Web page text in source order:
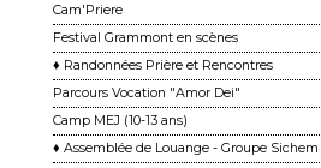
Cam'Priere
Festival Grammont en scènes
♦ Randonnées Prière et Rencontres
Parcours Vocation "Amor Dei"
Camp MEJ (10-13 ans)
♦ Assemblée de Louange - Groupe Sichem